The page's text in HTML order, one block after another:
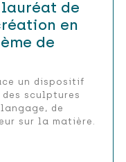
de
en
de
un dispositif
sculptures
de
sur la matière.